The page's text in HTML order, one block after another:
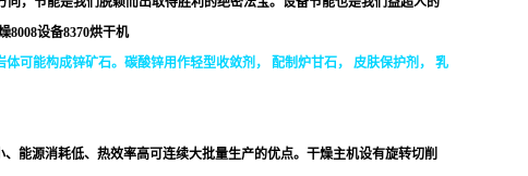
8008设备8370烘干机
可能构成锌矿石。碳酸锌用作轻型收敛剂， 配制炉甘石， 皮肤保护剂， 乳
能源消耗低、热效率高可连续大批量生产的优点。干燥主机设有旋转切削